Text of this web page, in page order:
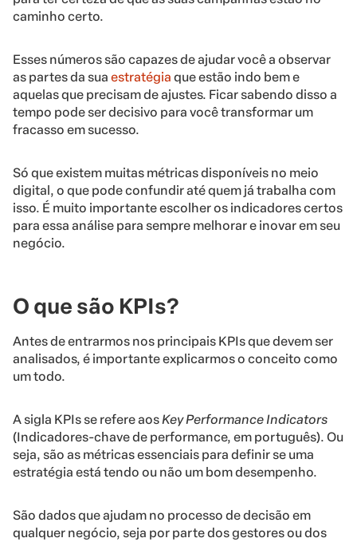
caminho certo.
Esses números são capazes de ajudar você a observar
as partes da sua estratégia que estão indo bem e
aquelas que precisam de ajustes. Ficar sabendo disso a
tempo pode ser decisivo para você transformar um
fracasso em sucesso.
Só que existem muitas métricas disponíveis no meio
digital, o que pode confundir até quem já trabalha com
isso. É muito importante escolher os indicadores certos
para essa análise para sempre melhorar e inovar em seu
negócio.
O que são KPIs?
Antes de entrarmos nos principais KPIs que devem ser
analisados, é importante explicarmos o conceito como
um todo.
A sigla KPIs se refere aosKey Performance Indicators
(Indicadores-chave de performance, em português). Ou
seja, são as métricas essenciais para definir se uma
estratégia está tendo ou não um bom desempenho.
São dados que ajudam no processo de decisão em
qualquer negócio, seja por parte dos gestores ou dos